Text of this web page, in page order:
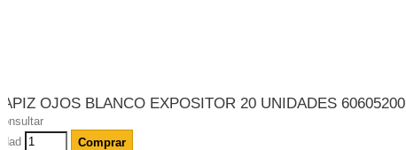
LAPIZ OJOS BLANCO EXPOSITOR 20 UNIDADES 60605200
Consultar
Udad
Comprar